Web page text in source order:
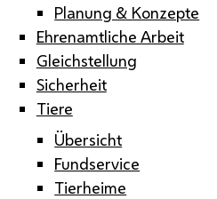
Planung & Konzepte
Ehrenamtliche Arbeit
Gleichstellung
Sicherheit
Tiere
Übersicht
Fundservice
Tierheime